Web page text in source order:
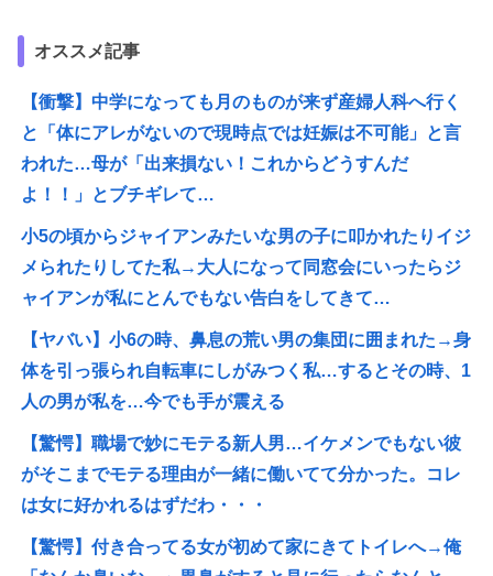
オススメ記事
【衝撃】中学になっても月のものが来ず産婦人科へ行く
と「体にアレがないので現時点では妊娠は不可能」と言
われた…母が「出来損ない！これからどうすんだ
よ！！」とブチギレて…
小5の頃からジャイアンみたいな男の子に叩かれたりイジ
メられたりしてた私→大人になって同窓会にいったらジ
ャイアンが私にとんでもない告白をしてきて…
【ヤバい】小6の時、鼻息の荒い男の集団に囲まれた→身
体を引っ張られ自転車にしがみつく私…するとその時、1
人の男が私を…今でも手が震える
【驚愕】職場で妙にモテる新人男…イケメンでもない彼
がそこまでモテる理由が一緒に働いてて分かった。コレ
は女に好かれるはずだわ・・・
【驚愕】付き合ってる女が初めて家にきてトイレへ→俺